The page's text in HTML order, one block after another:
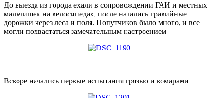
До выезда из города ехали в сопровождении ГАИ и местных
мальчишек на велосипедах, после начались гравийные
дорожки через леса и поля. Попутчиков было много, и все
могли похвастаться замечательным настроением
Вскоре начались первые испытания грязью и комарами